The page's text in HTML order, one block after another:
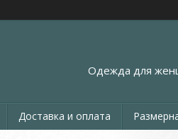
Одежда для
Доставка и оплата